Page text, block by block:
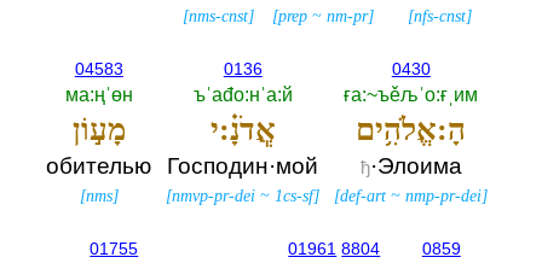
[nfs-cnst]
[prep ~nm-pr]
[nms-cnst]
0430
ға:~ъěљˈо:ғˌим
הָ:אֱלֹהִ֥ים
ђ·Элоима
[def-art ~nmp-pr-dei]
0136
ъˈаđо:нˈа:й
אֲֽדֹנָ֗:י
Господин·мой
[nmvp-pr-dei ~1cs-sf]
04583
ма:ңˈөн
מָע֣וֹן
обителью
[nms]
0859
01961 8804
01755